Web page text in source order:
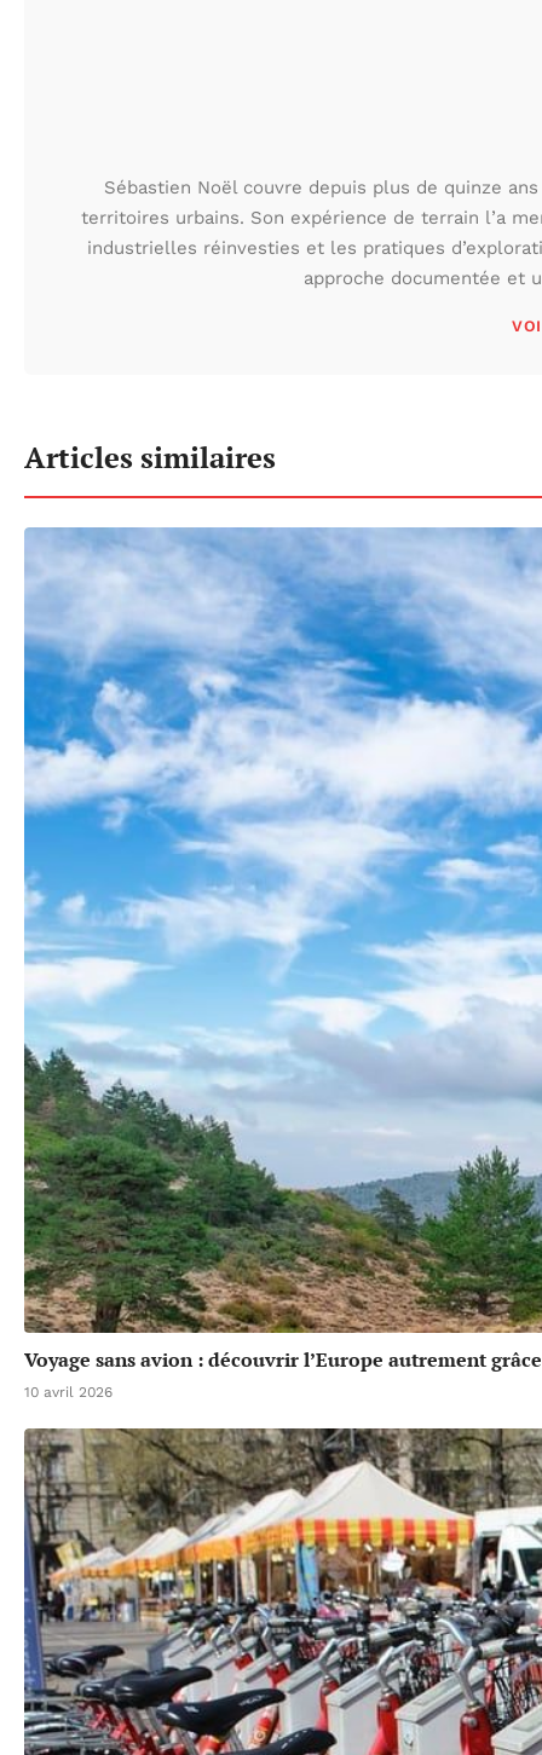
Sébastien Noël couvre depuis plus de quinze
territoires urbains. Son expérience de terrain l’a
industrielles réinvesties et les pratiques
approche documentée et
Articles similaires
Voyage sans avion : découvrir l’Europe autrement
10 avril 2026